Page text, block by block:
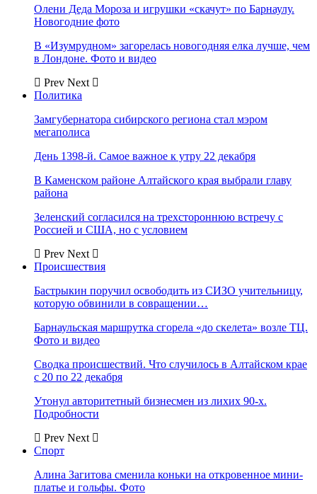
Олени Деда Мороза и игрушки «скачут» по Барнаулу.
Новогодние фото
В «Изумрудном» загорелась новогодняя елка лучше, чем
в Лондоне. Фото и видео
Prev Next
Политика
Замгубернатора сибирского региона стал мэром
мегаполиса
День 1398-й. Самое важное к утру 22 декабря
В Каменском районе Алтайского края выбрали главу
района
Зеленский согласился на трехстороннюю встречу с
Россией и США, но с условием
Prev Next
Происшествия
Бастрыкин поручил освободить из СИЗО учительницу,
которую обвинили в совращении…
Барнаульская маршрутка сгорела «до скелета» возле ТЦ.
Фото и видео
Сводка происшествий. Что случилось в Алтайском крае
с 20 по 22 декабря
Утонул авторитетный бизнесмен из лихих 90-х.
Подробности
Prev Next
Спорт
Алина Загитова сменила коньки на откровенное мини-
платье и гольфы. Фото